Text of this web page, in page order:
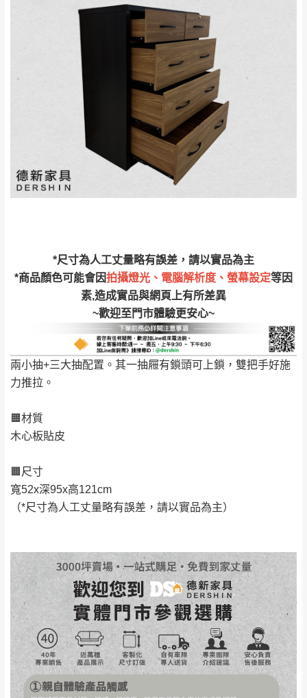
*尺寸為人工丈量略有誤差，請以實品為主
*商品顏色可能會因拍攝燈光、電腦解析度、螢幕設定等因
素,造成實品與網頁上有所差異
~歡迎至門市體驗更安心~
兩小抽+三大抽配置。其一抽屜有鎖頭可上鎖，雙把手好施
力推拉。
🟧材質
木心板貼皮
🟧尺寸
寬52x深95x高121cm
（*尺寸為人工丈量略有誤差，請以實品為主）
運費
$ 9,000以下：
NT$500元
＊A108產品另收運費
霄山區、西湖、泰
安鄉、大湖鄉、頭
配送天數：5~14天
到貨時間：指定送貨日當天以電話聯絡確認
｜周（一）配送部門固定公休無送貨｜
台北市、新北市地區固定每周(三)、(日)兩天收送貨
雄、屏東、宜蘭、 花蓮、台東、金門、馬祖、澎湖地區
（可於LINE線上詢問 → @dershin）
。
其它注意事項
本司貨車運送如因路況不佳、天候惡劣、過於偏遠之
山區內等，或收貨地點搬運過於困難等因素，導致無
保護物流人員的工作安全，賣家無提供吊掛服務，若
需以吊車或其他的吊掛方式吊運，費用將由買方自行
支付。
因大型傢俱有組裝、配送的問題，並非一般快速到貨
商品，無法指定特定時間送達，司機當天到貨前皆會
再與您通知，讓您不用整天在家等貨，以免浪費你的
寶貴時間。
如遇自然災害、政府宣布之災害警報等不可抗力情
至百貨公司內部。
發票寄送：
若您選擇三聯式或索取兩聯式發票，發票將於商品
完成出貨15個工作天另行寄出，另外約加上2~7個
工作天內送達，如遇國定假日將順延寄送。
退換貨說明：
若收到不良品，請於到貨日起七日內通知本
公司客服人員，我們將為您更換新品，運費
皆由本站負責，所有退回及換貨之商品必須
性)，若未依照上述方式處理，恕無法接受退
貨。
由於透過電腦螢幕選購商品，可能會因個人
電腦螢幕的設定色差或解析度等因素， 與實
際商品的顏色、質感稍有不同，如因此而需
退換貨，需自付來回運費及人資成本，請您
訂購前詳加確認。(包含商品尺寸是否合適)。
詳細尺寸以實品為主。
須保持商品全新狀態與完整包裝。鑑賞期間
若發生非本司因素致使之汙損破壞，恕無法
收送貨，敬請見諒！
本公司部份商品無維修服務，超過7日鑑賞
期，商品使用年限，因客人使用習慣、居家
環境不同。若屬人為因素導致商品損壞、零
件短缺，則維修、搬運費用，需由消費者自
行吸收(另事先與消費者報價，消費者同意將
會進行維修)。
到貨7日內為鑑賞期(注意:鑑賞期非試用期)，